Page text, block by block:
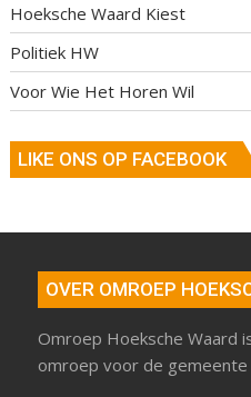
Hoeksche Waard Kiest
Politiek HW
Voor Wie Het Horen Wil
LIKE ONS OP FACEBOOK
OVER OMROEP
Omroep Hoeksche Waard
omroep voor de gemeente